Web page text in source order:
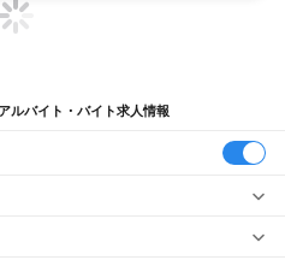
ルバイト・バイト求人情報